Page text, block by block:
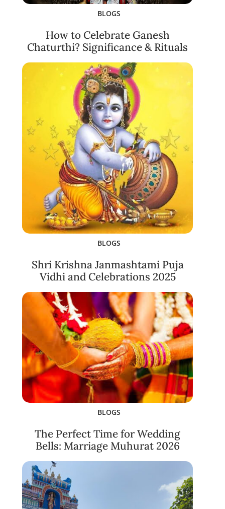
BLOGS
How to Celebrate Ganesh
Chaturthi? Significance & Rituals
BLOGS
Shri Krishna Janmashtami Puja
Vidhi and Celebrations 2025
BLOGS
The Perfect Time for Wedding
Bells: Marriage Muhurat 2026